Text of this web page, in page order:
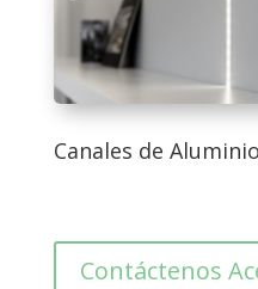
Canales de
Contáctenos